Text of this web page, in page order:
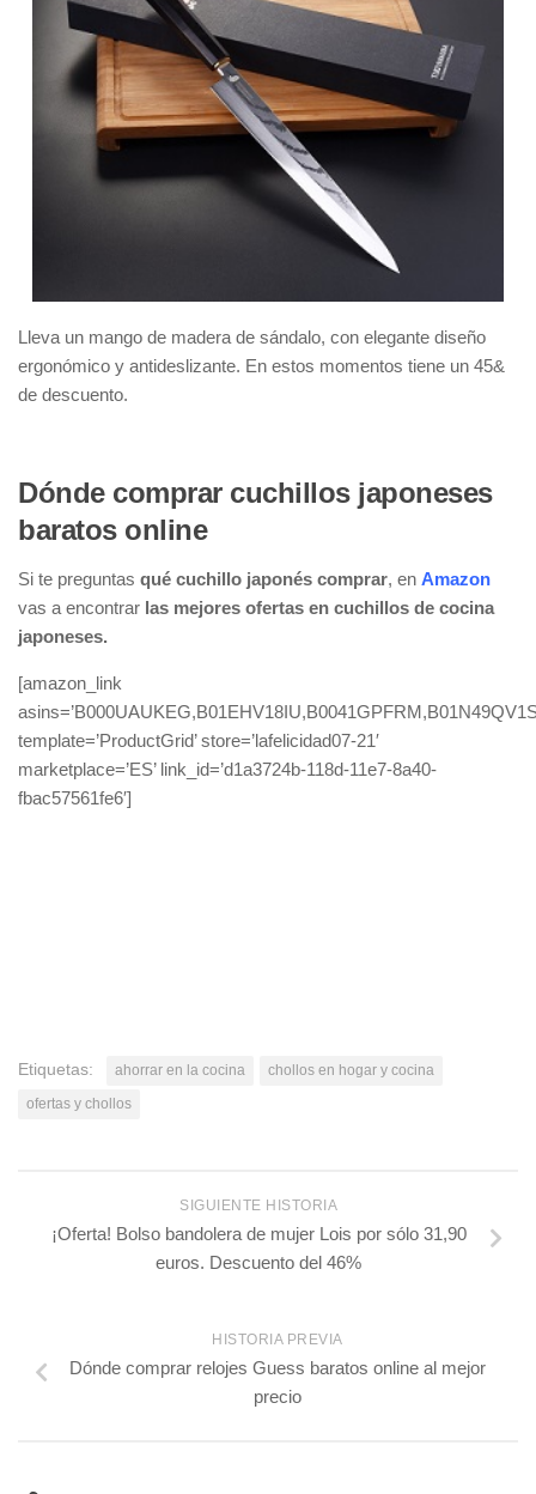
Lleva un mango de madera de sándalo, con elegante diseño
ergonómico y antideslizante. En estos momentos tiene un 45&
de descuento.
Dónde comprar cuchillos japoneses
baratos online
Si te preguntas qué cuchillo japonés comprar, en Amazon
vas a encontrar las mejores ofertas en cuchillos de cocina
japoneses.
[amazon_link
template=’ProductGrid’ store=’lafelicidad07-21′
marketplace=’ES’ link_id=’d1a3724b-118d-11e7-8a40-
fbac57561fe6′]
Etiquetas: ahorrar en la cocina
chollos en hogar y cocina
ofertas y chollos
SIGUIENTE HISTORIA
¡Oferta! Bolso bandolera de mujer Lois por sólo 31,90
euros. Descuento del 46%
HISTORIA PREVIA
Dónde comprar relojes Guess baratos online al mejor
precio